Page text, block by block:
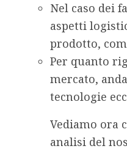
Nel caso dei
aspetti
prodotto,
Per quanto
mercato,
tecnologie
Vediamo ora
analisi del